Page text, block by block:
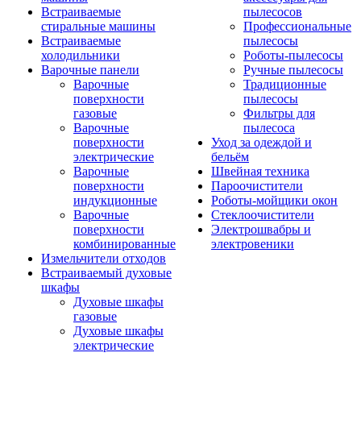
Встраиваемые
стиральные машины
Встраиваемые
холодильники
Варочные панели
Варочные
поверхности
газовые
Варочные
поверхности
электрические
Варочные
поверхности
индукционные
Варочные
поверхности
комбинированные
Измельчители отходов
Встраиваемый духовые
шкафы
Духовые шкафы
газовые
Духовые шкафы
электрические
пылесосов
Профессиональные
пылесосы
Роботы-пылесосы
Ручные пылесосы
Традиционные
пылесосы
Фильтры для
пылесоса
Уход за одеждой и
бельём
Швейная техника
Пароочистители
Роботы-мойщики окон
Стеклоочистители
Электрошвабры и
электровеники